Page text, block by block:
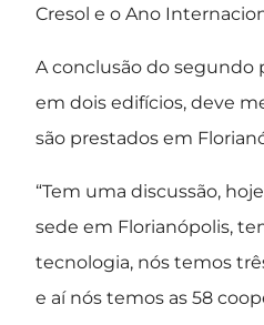
Cresol e o Ano
A conclusão do
em dois edifícios, deve
são prestados em
“Tem uma discussão,
sede em Florianópolis,
tecnologia, nós temos
e aí nós temos as 58